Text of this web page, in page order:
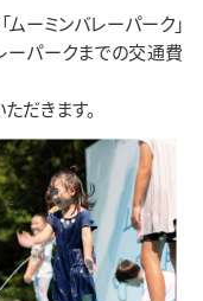
ーミンバレーパーク」
ーパークまでの交通費
だきます。